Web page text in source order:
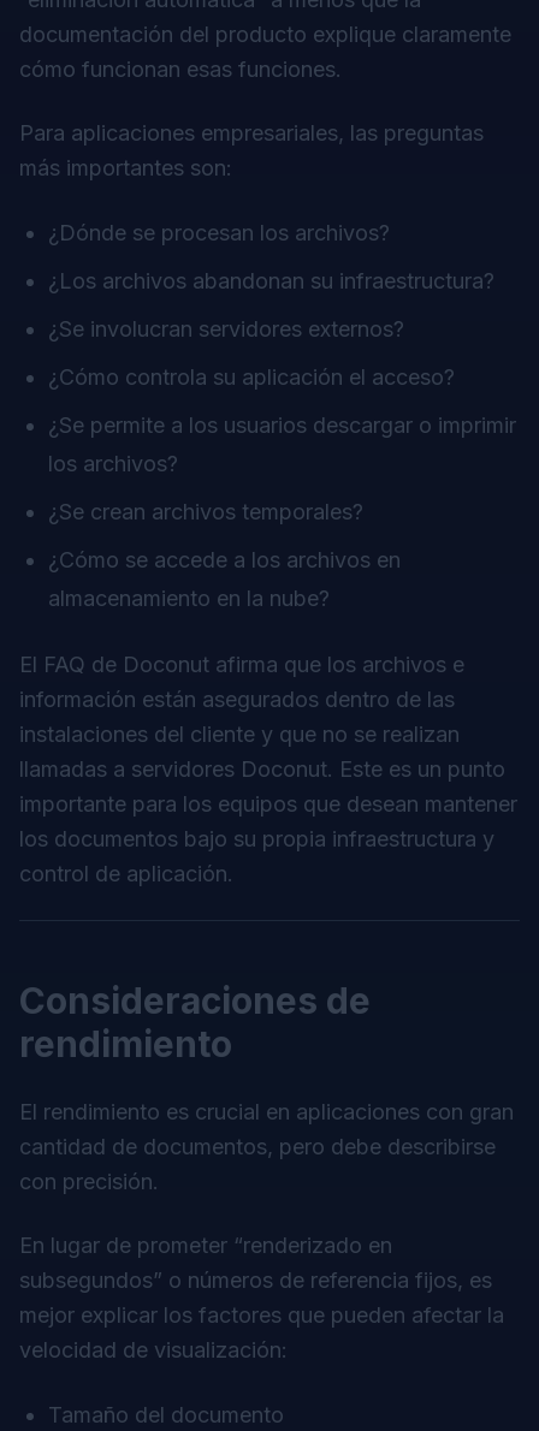
documentación del producto explique claramente
cómo funcionan esas funciones.
Para aplicaciones empresariales, las preguntas
más importantes son:
¿Dónde se procesan los archivos?
¿Los archivos abandonan su infraestructura?
¿Se involucran servidores externos?
¿Cómo controla su aplicación el acceso?
¿Se permite a los usuarios descargar o imprimir
los archivos?
¿Se crean archivos temporales?
¿Cómo se accede a los archivos en
almacenamiento en la nube?
El FAQ de Doconut afirma que los archivos e
información están asegurados dentro de las
instalaciones del cliente y que no se realizan
llamadas a servidores Doconut. Este es un punto
importante para los equipos que desean mantener
los documentos bajo su propia infraestructura y
control de aplicación.
Consideraciones de
rendimiento
El rendimiento es crucial en aplicaciones con gran
cantidad de documentos, pero debe describirse
con precisión.
En lugar de prometer “renderizado en
subsegundos” o números de referencia fijos, es
mejor explicar los factores que pueden afectar la
velocidad de visualización:
Tamaño del documento